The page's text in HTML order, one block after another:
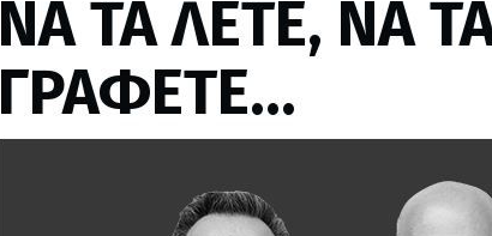
ΝΑ ΤΑ ΛΕΤΕ, ΝΑ
ΓΡΑΦΕΤΕ…